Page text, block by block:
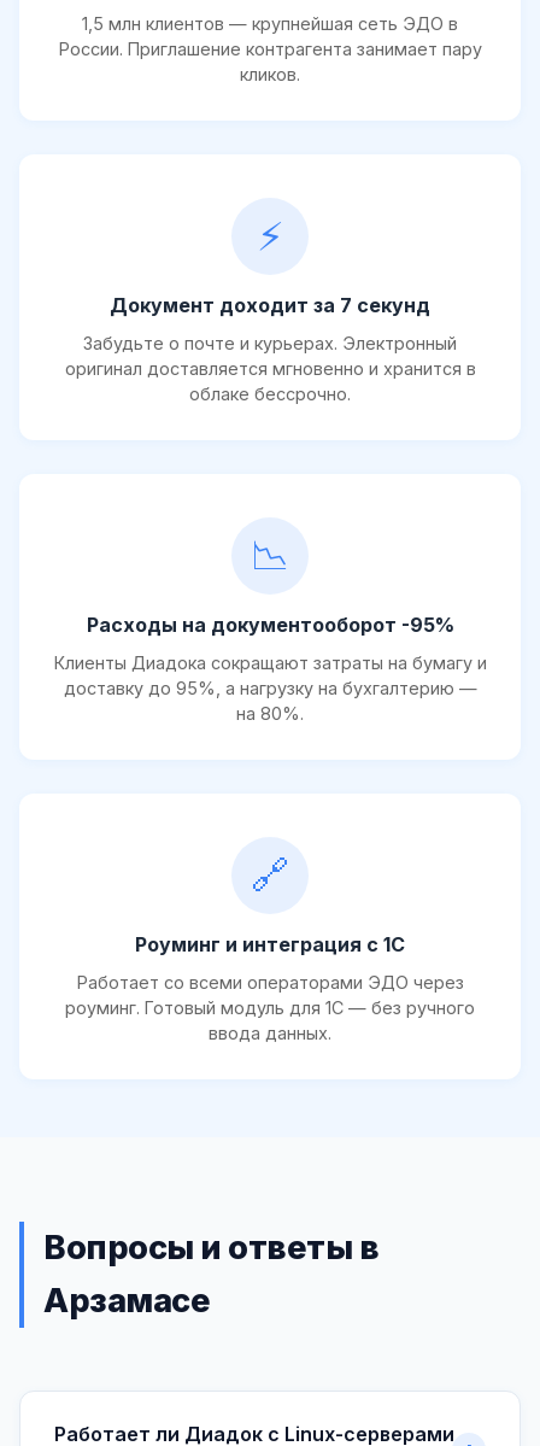
1,5 млн клиентов — крупнейшая сеть ЭДО в
России. Приглашение контрагента занимает пару
кликов.
⚡
Документ доходит за 7 секунд
Забудьте о почте и курьерах. Электронный
оригинал доставляется мгновенно и хранится в
облаке бессрочно.
📉
Расходы на документооборот -95%
Клиенты Диадока сокращают затраты на бумагу и
доставку до 95%, а нагрузку на бухгалтерию —
на 80%.
🔗
Роуминг и интеграция с 1С
Работает со всеми операторами ЭДО через
роуминг. Готовый модуль для 1С — без ручного
ввода данных.
Вопросы и ответы в
Арзамасе
Работает ли Диадок с Linux-серверами